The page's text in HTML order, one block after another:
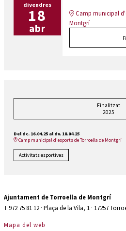
divendres
18
abr
Camp municipal
Montgrí
Finalitzat
2025
Del dc. 16.04.25 al dv. 18.04.25
Camp municipal d'esports de Torroella de Montgrí
Activitats esportives
Ajuntament de Torroella de Montgrí
T 972 75 81 12 · Plaça de la Vila, 1 · 17257
Mapa del web